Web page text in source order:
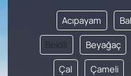
Acıpayam
Bekilli Beyağaç
Çal Çameli